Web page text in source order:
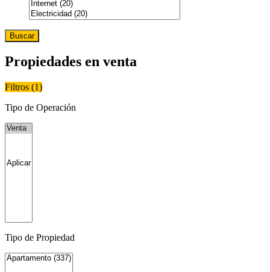
Buscar
Propiedades en venta
Filtros (1)
Tipo de Operación
Tipo de Propiedad